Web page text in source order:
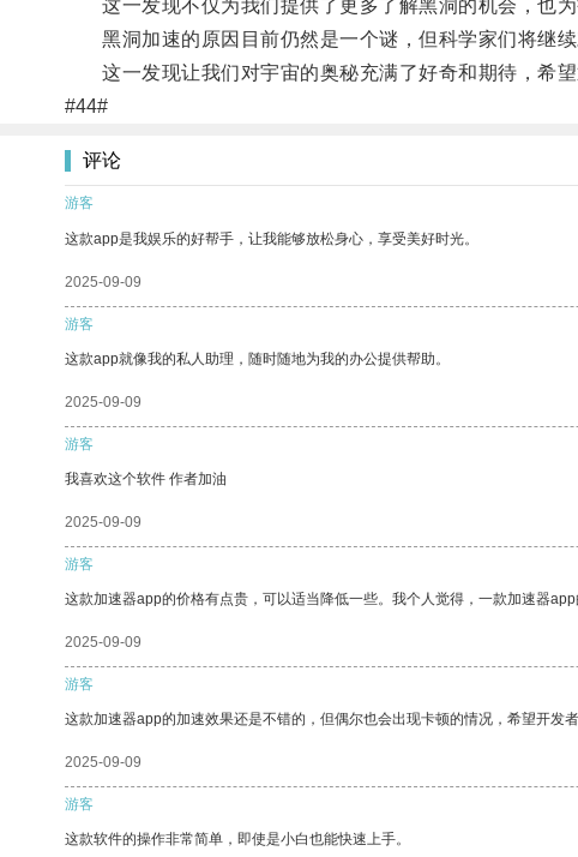
这一发现不仅为我们提供了更多了解黑洞的机会，也为
黑洞加速的原因目前仍然是一个谜，但科学家们将继续
这一发现让我们对宇宙的奥秘充满了好奇和期待，希望
#44#
评论
游客
这款app是我娱乐的好帮手，让我能够放松身心，享受美好时光。
2025-09-09
游客
这款app就像我的私人助理，随时随地为我的办公提供帮助。
2025-09-09
游客
我喜欢这个软件 作者加油
2025-09-09
游客
这款加速器app的价格有点贵，可以适当降低一些。我个人觉得，一款加速器app
2025-09-09
游客
这款加速器app的加速效果还是不错的，但偶尔也会出现卡顿的情况，希望开发者
2025-09-09
游客
这款软件的操作非常简单，即使是小白也能快速上手。